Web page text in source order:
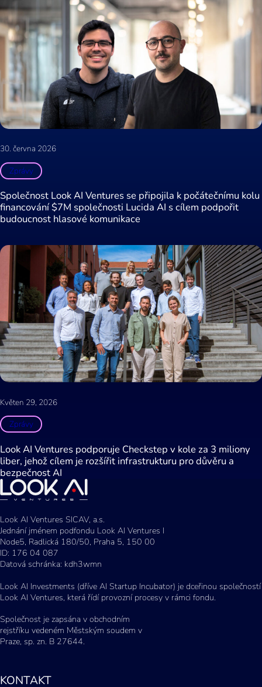
30. června 2026
Zprávy
Společnost Look AI Ventures se připojila k počátečnímu kolu
financování $7M společnosti Lucida AI s cílem podpořit
budoucnost hlasové komunikace
Květen 29, 2026
Zprávy
Look AI Ventures podporuje Checkstep v kole za 3 miliony
liber, jehož cílem je rozšířit infrastrukturu pro důvěru a
bezpečnost AI
Look AI Ventures SICAV, a.s.
Jednání jménem podfondu Look AI Ventures I
Node5, Radlická 180/50, Praha 5, 150 00
ID: 176 04 087
Datová schránka: kdh3wmn
Look AI Investments (dříve AI Startup Incubator) je dceřinou společností
Look AI Ventures, která řídí provozní procesy v rámci fondu.
Společnost je zapsána v obchodním
rejstříku vedeném Městským soudem v
Praze, sp. zn. B 27644.
KONTAKT